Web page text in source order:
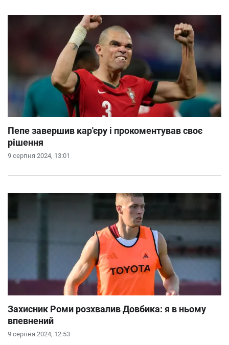
9 серпня 2024, 13:01
Пепе завершив кар'єру і прокоментував своє
рішення
9 серпня 2024, 12:53
Захисник Роми розхвалив Довбика: я в ньому
впевнений